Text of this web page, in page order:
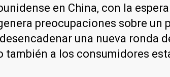
en China, con la
preocupaciones sobre
una nueva ronda
también a los consumidores